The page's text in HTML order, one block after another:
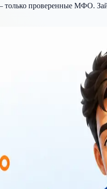
только проверенные МФО.